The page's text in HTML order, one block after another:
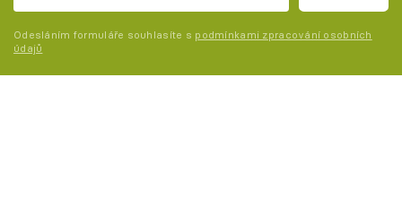
Odesláním formuláře souhlasíte s podmínkami zpracování osobních
údajů